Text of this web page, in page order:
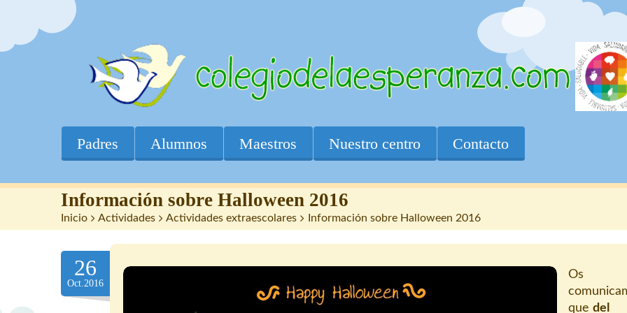
Padres Alumnos Maestros Nuestro centro Contacto
Información sobre Halloween 2016
Inicio > Actividades > Actividades extraescolares > Información sobre Halloween 2016
26
Oct.2016
Os
quedel